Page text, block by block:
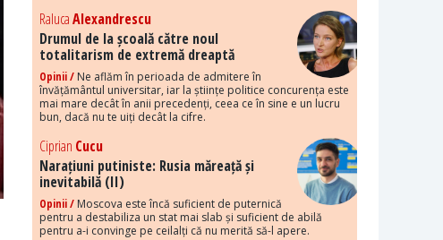
RalucaAlexandrescu
Drumul de la școală către noul
totalitarism de extremă dreaptă
Opinii / Ne aflăm în perioada de admitere în
învățământul universitar, iar la științe politice concurența este
mai mare decât în anii precedenți, ceea ce în sine e un lucru
bun, dacă nu te uiți decât la cifre.
Ciprian Cucu
Narațiuni putiniste: Rusia măreață și
inevitabilă (II)
Opinii / Moscova este încă suficient de puternică
pentru a destabiliza un stat mai slab și suficient de abilă
pentru a-i convinge pe ceilalți că nu merită să-l apere.